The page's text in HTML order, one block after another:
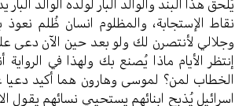
یُلحق هذا البند والوالد البار لولده الوالد
نقاط الإستجابة، والمظلوم انسان ظُلم
وجلالي لأنتصرن لك ولو بعد حین الآن دعی
إنتظر الأیام ماذا یُصنع بك ولهذا في
الخطاب لمن؟ لموسی وهارون هما أکید
اسرائیل یُذبح ابنائهم یستحیي نسائهم یقول